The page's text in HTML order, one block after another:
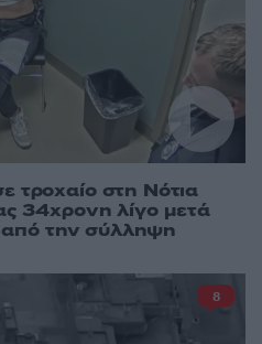
τροχαίο στη Νότια
34χρονη λίγο μετά
από την σύλληψη
8